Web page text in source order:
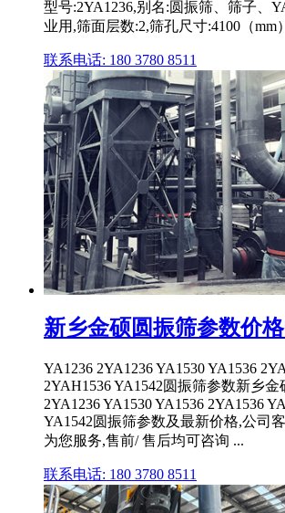
型号:2YA1236,别名:圆振筛、筛子、
业用,筛面层数:2,筛孔尺寸:4100（mm
联系电话: 180 3780 8511
新乡金硕圆振筛参数价
YA1236 2YA1236 YA1530 YA1536
2YAH1536 YA1542圆振筛参数新乡金
2YA1236 YA1530 YA1536 2YA1536
YA1542圆振筛参数及最新价格,公司
为您服务,售前/ 售后均可咨询 ...
联系电话: 180 3780 8511